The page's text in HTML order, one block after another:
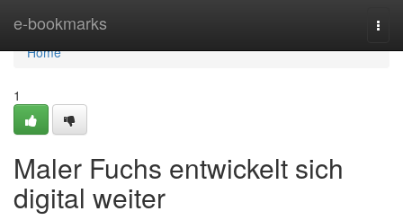
e-bookmarks
Home
Home
1
Maler Fuchs entwickelt sich
digital weiter